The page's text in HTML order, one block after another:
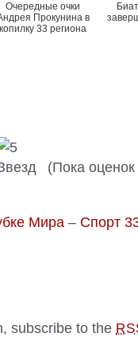
Очередные очки
Прокунина в
копилку 33 региона
(Пока оценок
Мира – Спорт
subscribe to the